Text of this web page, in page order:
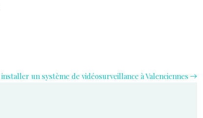
installer un système de vidéosurveillance à Valenciennes